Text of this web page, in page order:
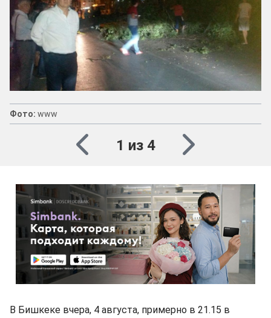
Фото: www
1 из 4
В Бишкеке вчера, 4 августа, примерно в 21.15 в